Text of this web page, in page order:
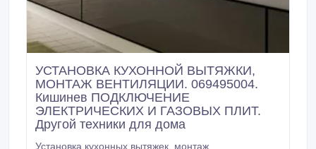
УСТАНОВКА КУХОННОЙ ВЫТЯЖКИ,
МОНТАЖ ВЕНТИЛЯЦИИ. 069495004.
Кишинев ПОДКЛЮЧЕНИЕ
ЭЛЕКТРИЧЕСКИХ И ГАЗОВЫХ ПЛИТ.
Другой техники для дома
Установка кухонных вытяжек, монтаж